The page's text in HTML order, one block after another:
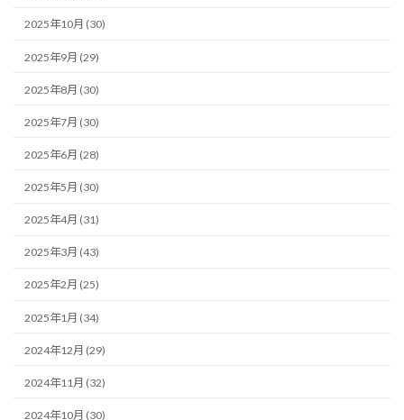
2025年10月 (30)
2025年9月 (29)
2025年8月 (30)
2025年7月 (30)
2025年6月 (28)
2025年5月 (30)
2025年4月 (31)
2025年3月 (43)
2025年2月 (25)
2025年1月 (34)
2024年12月 (29)
2024年11月 (32)
2024年10月 (30)